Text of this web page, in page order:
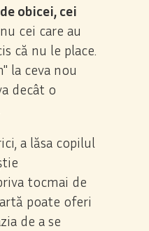
obicei, cei
nu cei care au
că nu le place.
la ceva nou
decât o
a lăsa copilul
tocmai de
poate oferi
de a se